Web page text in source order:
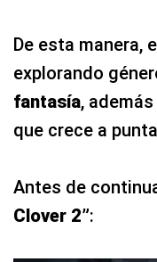
De esta manera,
explorando
fantasía,
que crece a
Antes de
Clover 2”: